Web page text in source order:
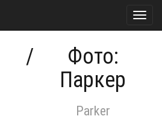
/
Фото:
Паркер
Parker